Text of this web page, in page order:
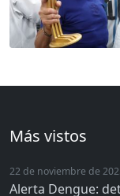
Más vistos
22 de noviembre de
Alerta Dengue: